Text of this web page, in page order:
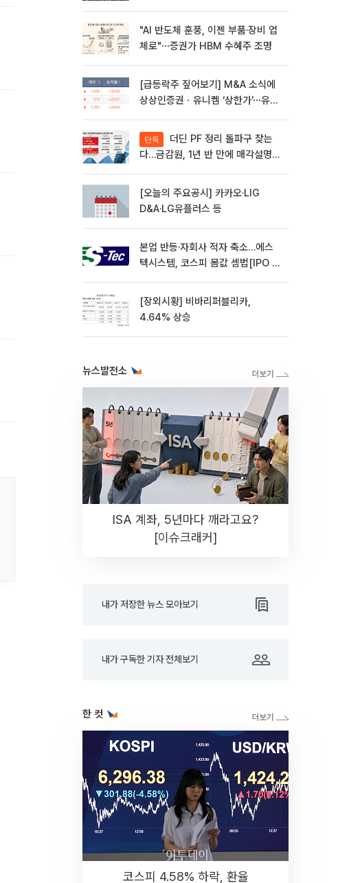
"AI 반도체 훈풍, 이젠 부품·장비 업
체로"⋯증권가 HBM 수혜주 조명
[급등락주 짚어보기] M&A 소식에
상상인증권ㆍ유니켐 ‘상한가’⋯유증
단독
다…금감원, 1년 반 만에 매각설명회
[오늘의 주요공시] 카카오·LIG
D&A·LG유플러스 등
본업 반등·자회사 적자 축소…에스
텍시스템, 코스피 몸값 셈법[IPO 엑
[장외시황] 비바리퍼블리카,
4.64% 상승
뉴스발전소
ISA 계좌, 5년마다 깨라고요?
[이슈크래커]
내가 저장한 뉴스 모아보기
내가 구독한 기자 전체보기
한 컷
코스피 4.58% 하락, 환율